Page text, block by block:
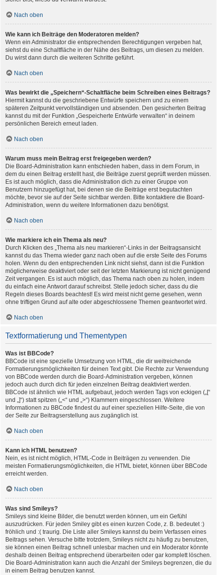
Nach oben
Wie kann ich Beiträge den Moderatoren melden?
Wenn ein Administrator die entsprechenden Berechtigungen vergeben hat,
siehst du eine Schaltfläche in der Nähe des Beitrags, um diesen zu melden.
Du wirst dann durch die weiteren Schritte geführt.
Nach oben
Was bewirkt die „Speichern“-Schaltfläche beim Schreiben eines Beitrags?
Hiermit kannst du die geschriebene Entwürfe speichern und zu einem
späteren Zeitpunkt vervollständigen und absenden. Den gesicherten Beitrag
kannst du mit der Funktion „Gespeicherte Entwürfe verwalten“ in deinem
persönlichen Bereich erneut laden.
Nach oben
Warum muss mein Beitrag erst freigegeben werden?
Die Board-Administration kann entschieden haben, dass in dem Forum, in
dem du einen Beitrag erstellt hast, die Beiträge zuerst geprüft werden müssen.
Es ist auch möglich, dass die Administration dich zu einer Gruppe von
Benutzern hinzugefügt hat, bei denen sie die Beiträge erst begutachten
möchte, bevor sie auf der Seite sichtbar werden. Bitte kontaktiere die Board-
Administration, wenn du weitere Informationen dazu benötigst.
Nach oben
Wie markiere ich ein Thema als neu?
Durch Klicken des „Thema als neu markieren“-Links in der Beitragsansicht
kannst du das Thema wieder ganz nach oben auf die erste Seite des Forums
holen. Wenn du den entsprechenden Link nicht siehst, dann ist die Funktion
möglicherweise deaktiviert oder seit der letzten Markierung ist nicht genügend
Zeit vergangen. Es ist auch möglich, das Thema nach oben zu holen, indem
du einfach eine Antwort darauf schreibst. Stelle jedoch sicher, dass du die
Regeln dieses Boards beachtest! Es wird meist nicht gerne gesehen, wenn
ohne triftigen Grund auf alte oder abgeschlossene Themen geantwortet wird.
Nach oben
Textformatierung und Thementypen
Was ist BBCode?
BBCode ist eine spezielle Umsetzung von HTML, die dir weitreichende
Formatierungsmöglichkeiten für deinen Text gibt. Die Rechte zur Verwendung
von BBCode werden durch die Board-Administration vergeben, können
jedoch auch durch dich für jeden einzelnen Beitrag deaktiviert werden.
BBCode ist ähnlich wie HTML aufgebaut, jedoch werden Tags von eckigen („[“
und „]“) statt spitzen („<“ und „>“) Klammern eingeschlossen. Weitere
Informationen zu BBCode findest du auf einer speziellen Hilfe-Seite, die von
der Seite zur Beitragserstellung aus zugänglich ist.
Nach oben
Kann ich HTML benutzen?
Nein, es ist nicht möglich, HTML-Code in Beiträgen zu verwenden. Die
meisten Formatierungsmöglichkeiten, die HTML bietet, können über BBCode
erreicht werden.
Nach oben
Was sind Smileys?
Smileys sind kleine Bilder, die benutzt werden können, um ein Gefühl
auszudrücken. Für jeden Smiley gibt es einen kurzen Code, z. B. bedeutet :)
fröhlich und :( traurig. Die Liste aller Smileys kannst du beim Verfassen eines
Beitrags sehen. Versuche bitte trotzdem, Smileys nicht zu häufig zu benutzen,
sie können einen Beitrag schnell unlesbar machen und ein Moderator könnte
deshalb deinen Beitrag entsprechend überarbeiten oder gar komplett löschen.
Die Board-Administration kann auch die Anzahl der Smileys begrenzen, die du
in einem Beitrag benutzen kannst.